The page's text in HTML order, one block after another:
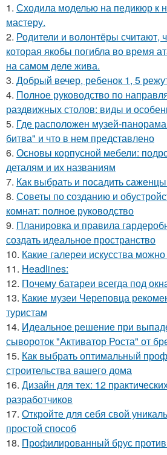
1. Сходила моделью на педикюр к
мастеру.
2. Родители и волонтёры считают,
которая якобы погибла во время
на самом деле жива.
3. Добрый вечер, ребенок 1, 5
4. Полное руководство по
раздвижных столов: виды и
5. Где расположен музей-
битва" и что в нем представлено
6. Основы корпусной мебели:
деталям и их названиям
7. Как выбрать и посадить
8. Советы по созданию и
комнат: полное руководство
9. Планировка и правила
создать идеальное пространство
10. Какие галереи искусства можно
11. Headlines:
12. Почему батареи всегда под
13. Какие музеи Череповца
туристам
14. Идеальное решение при
сывороток "Активатор Роста" от
15. Как выбрать оптимальный
строительства вашего дома
16. Дизайн для тех: 12
разработчиков
17. Откройте для себя свой
простой способ
18. Профилированный брус против